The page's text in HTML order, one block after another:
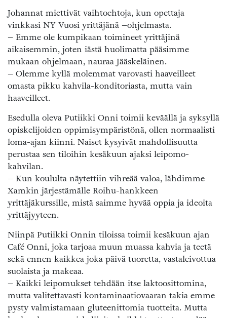
Johannat miettivät vaihtoehtoja, kun opettaja
vinkkasi NY Vuosi yrittäjänä –ohjelmasta.
– Emme ole kumpikaan toimineet yrittäjinä
aikaisemmin, joten iästä huolimatta pääsimme
mukaan ohjelmaan, nauraa Jääskeläinen.
– Olemme kyllä molemmat varovasti haaveilleet
omasta pikku kahvila-konditoriasta, mutta vain
haaveilleet.
Esedulla oleva Putiikki Onni toimii keväällä ja syksyllä
opiskelijoiden oppimisympäristönä, ollen normaalisti
loma-ajan kiinni. Naiset kysyivät mahdollisuutta
perustaa sen tiloihin kesäkuun ajaksi leipomo-
kahvilan.
– Kun koululta näytettiin vihreää valoa, lähdimme
Xamkin järjestämälle Roihu-hankkeen
yrittäjäkurssille, mistä saimme hyvää oppia ja ideoita
yrittäjyyteen.
Niinpä Putiikki Onnin tiloissa toimii kesäkuun ajan
Café Onni, joka tarjoaa muun muassa kahvia ja teetä
sekä ennen kaikkea joka päivä tuoretta, vastaleivottua
suolaista ja makeaa.
– Kaikki leipomukset tehdään itse laktoosittomina,
mutta valitettavasti kontaminaatiovaaran takia emme
pysty valmistamaan gluteenittomia tuotteita. Mutta